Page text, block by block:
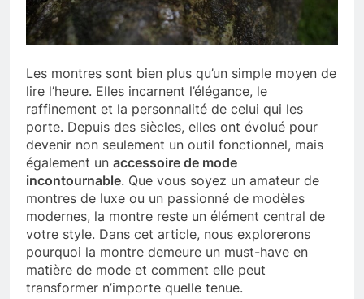
Les montres sont bien plus qu’un simple moyen de
lire l’heure. Elles incarnent l’élégance, le
raffinement et la personnalité de celui qui les
porte. Depuis des siècles, elles ont évolué pour
devenir non seulement un outil fonctionnel, mais
également un accessoire de mode
incontournable. Que vous soyez un amateur de
montres de luxe ou un passionné de modèles
modernes, la montre reste un élément central de
votre style. Dans cet article, nous explorerons
pourquoi la montre demeure un must-have en
matière de mode et comment elle peut
transformer n’importe quelle tenue.